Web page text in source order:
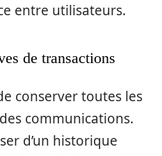
entre utilisateurs.
de transactions
conserver toutes les
communications.
d’un historique